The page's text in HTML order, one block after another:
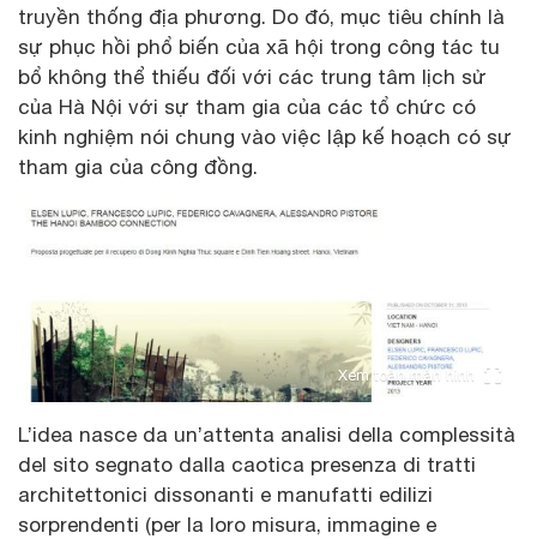
truyền thống địa phương. Do đó, mục tiêu chính là
sự phục hồi phổ biến của xã hội trong công tác tu
bổ không thể thiếu đối với các trung tâm lịch sử
của Hà Nội với sự tham gia của các tổ chức có
kinh nghiệm nói chung vào việc lập kế hoạch có sự
tham gia của công đồng.
Xem toàn màn hình
L’idea nasce da un’attenta analisi della complessità
del sito segnato dalla caotica presenza di tratti
architettonici dissonanti e manufatti edilizi
sorprendenti (per la loro misura, immagine e